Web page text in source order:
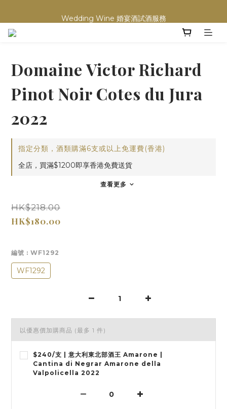
買滿任何酒類 六支 或買滿 $1200 (不限支數) 皆可享免費送貨
Domaine Victor Richard
Pinot Noir Cotes du Jura
2022
指定分類，酒類購滿6支或以上免運費(香港)
全店，買滿$1200即享香港免費送貨
查看更多
HK$218.00
HK$180.00
編號 : WF1292
WF1292
以優惠價加購商品 (最多 1 件)
$240/支 | 意大利東北部酒王 Amarone |
Cantina di Negrar Amarone della
Valpolicella 2022